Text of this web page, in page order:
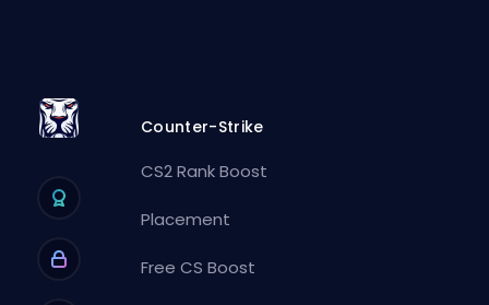
Counter-Strike
CS2 Rank Boost
Placement
Free CS Boost